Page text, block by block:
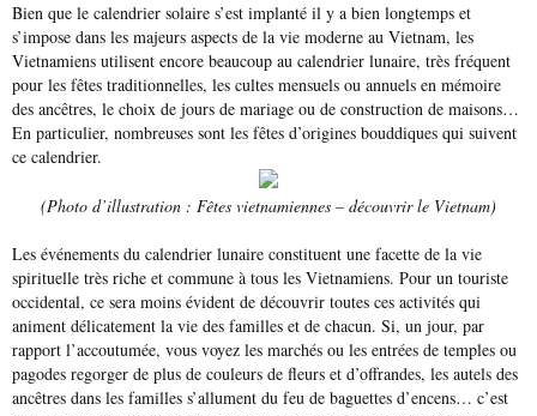
Bien que le calendrier solaire s’est implanté il y a bien longtemps et
s’impose dans les majeurs aspects de la vie moderne au Vietnam, les
Vietnamiens utilisent encore beaucoup au calendrier lunaire, très fréquent
pour les fêtes traditionnelles, les cultes mensuels ou annuels en mémoire
des ancêtres, le choix de jours de mariage ou de construction de maisons…
En particulier, nombreuses sont les fêtes d’origines bouddiques qui suivent
ce calendrier.
(Photo d’illustration : Fêtes vietnamiennes – découvrir le Vietnam)
Les événements du calendrier lunaire constituent une facette de la vie
spirituelle très riche et commune à tous les Vietnamiens. Pour un touriste
occidental, ce sera moins évident de découvrir toutes ces activités qui
animent délicatement la vie des familles et de chacun. Si, un jour, par
rapport l’accoutumée, vous voyez les marchés ou les entrées de temples ou
pagodes regorger de plus de couleurs de fleurs et d’offrandes, les autels des
ancêtres dans les familles s’allument du feu de baguettes d’encens… c’est